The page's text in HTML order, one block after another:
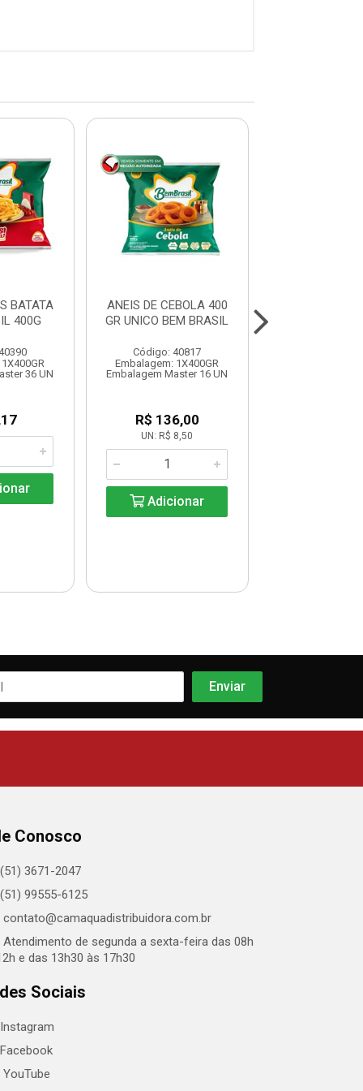
BATATA
400G
36 UN
ANEIS DE CEBOLA 400
GR UNICO BEM BRASIL
Código: 40817
Embalagem: 1X400GR
Embalagem Master 16 UN
R$ 136,00
UN: R$ 8,50
Adicionar
Conosco
(51) 3671-2047
(51) 99555-6125
contato@camaquadistribuidora.com.br
Atendimento de segunda a sexta-feira das 08h
e das 13h30 às 17h30
Sociais
Instagram
Facebook
YouTube